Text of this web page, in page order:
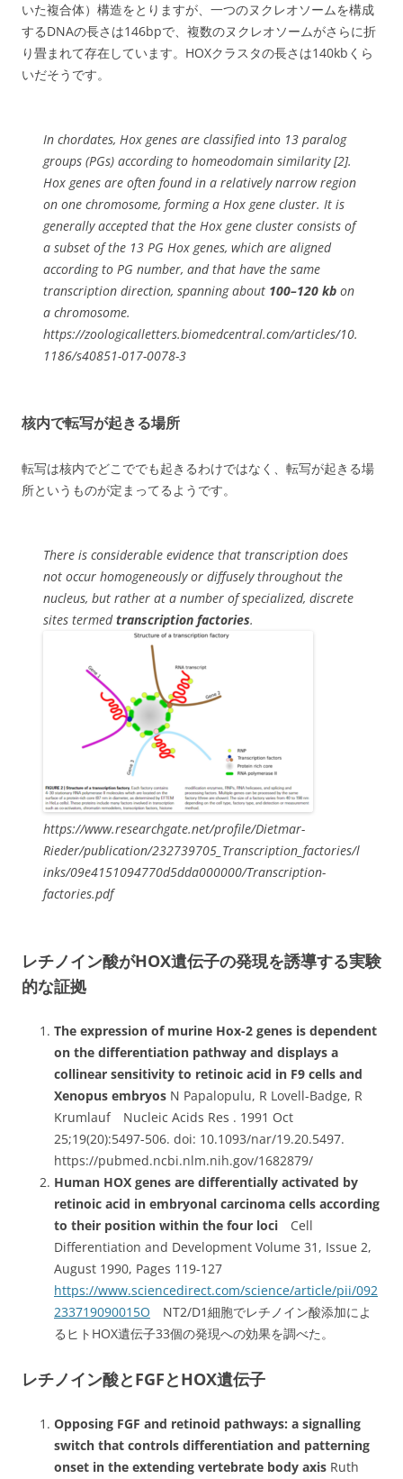
いた複合体）構造をとりますが、一つのヌクレオソームを構成
するDNAの長さは146bpで、複数のヌクレオソームがさらに折
り畳まれて存在しています。HOXクラスタの長さは140kbくら
いだそうです。
In chordates, Hox genes are classified into 13 paralog
groups (PGs) according to homeodomain similarity [2].
Hox genes are often found in a relatively narrow region
on one chromosome, forming a Hox gene cluster. It is
generally accepted that the Hox gene cluster consists of
a subset of the 13 PG Hox genes, which are aligned
according to PG number, and that have the same
transcription direction, spanning about 100–120 kb on
a chromosome.
https://zoologicalletters.biomedcentral.com/articles/10.
1186/s40851-017-0078-3
核内で転写が起きる場所
転写は核内でどこででも起きるわけではなく、転写が起きる場
所というものが定まってるようです。
There is considerable evidence that transcription does
not occur homogeneously or diffusely throughout the
nucleus, but rather at a number of specialized, discrete
sites termedtranscription factories.
https://www.researchgate.net/profile/Dietmar-
Rieder/publication/232739705_Transcription_factories/l
inks/09e4151094770d5dda000000/Transcription-
factories.pdf
レチノイン酸がHOX遺伝子の発現を誘導する実験
的な証拠
The expression of murine Hox-2 genes is dependent
on the differentiation pathway and displays a
collinear sensitivity to retinoic acid in F9 cells and
Xenopus embryos N Papalopulu, R Lovell-Badge, R
Krumlauf Nucleic Acids Res . 1991 Oct
25;19(20):5497-506. doi: 10.1093/nar/19.20.5497.
https://pubmed.ncbi.nlm.nih.gov/1682879/
Human HOX genes are differentially activated by
retinoic acid in embryonal carcinoma cells according
to their position within the four loci Cell
Differentiation and Development Volume 31, Issue 2,
August 1990, Pages 119-127
https://www.sciencedirect.com/science/article/pii/092
233719090015O NT2/D1細胞でレチノイン酸添加によ
るヒトHOX遺伝子33個の発現への効果を調べた。
レチノイン酸とFGFとHOX遺伝子
Opposing FGF and retinoid pathways: a signalling
switch that controls differentiation and patterning
onset in the extending vertebrate body axis Ruth